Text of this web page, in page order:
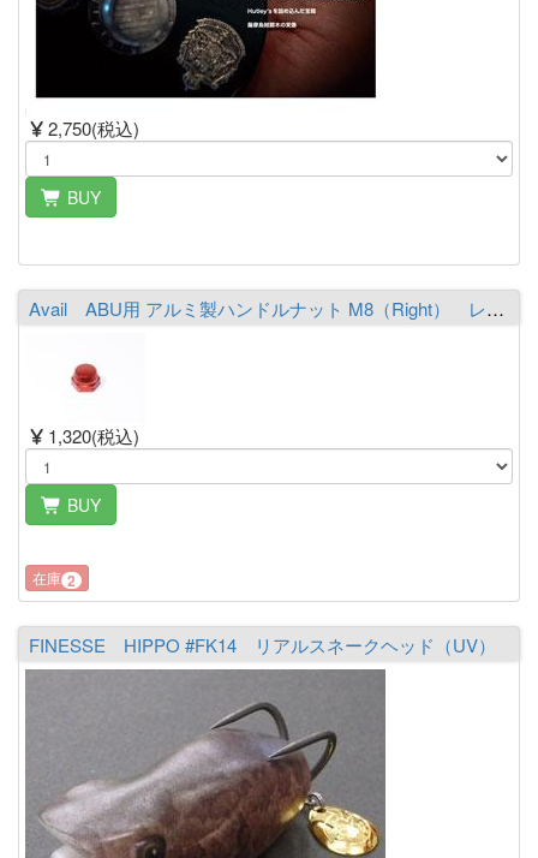
2,750(税込)
BUY
Avail ABU用 アルミ製ハンドルナット M8（Right） レッド
1,320(税込)
BUY
在庫 2
FINESSE HIPPO #FK14 リアルスネークヘッド（UV）